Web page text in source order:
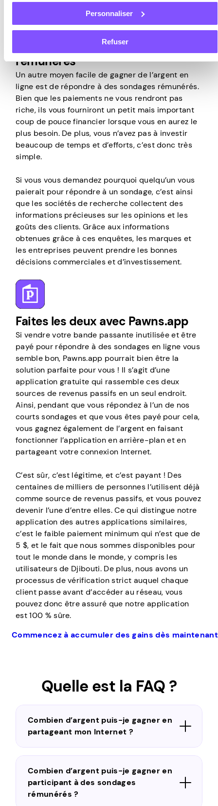
Personnaliser
Refuser
Participer à des sondages
rémunérés
Un autre moyen facile de gagner de l’argent en
ligne est de répondre à des sondages rémunérés.
Bien que les paiements ne vous rendront pas
riche, ils vous fourniront un petit mais important
coup de pouce financier lorsque vous en aurez le
plus besoin. De plus, vous n’avez pas à investir
beaucoup de temps et d’efforts, c’est donc très
simple.
Si vous vous demandez pourquoi quelqu’un vous
paierait pour répondre à un sondage, c’est ainsi
que les sociétés de recherche collectent des
informations précieuses sur les opinions et les
goûts des clients. Grâce aux informations
obtenues grâce à ces enquêtes, les marques et
les entreprises peuvent prendre les bonnes
décisions commerciales et d’investissement.
Faites les deux avec Pawns.app
Si vendre votre bande passante inutilisée et être
payé pour répondre à des sondages en ligne vous
semble bon, Pawns.app pourrait bien être la
solution parfaite pour vous ! Il s’agit d’une
application gratuite qui rassemble ces deux
sources de revenus passifs en un seul endroit.
Ainsi, pendant que vous répondez à l’un de nos
courts sondages et que vous êtes payé pour cela,
vous gagnez également de l’argent en faisant
fonctionner l’application en arrière-plan et en
partageant votre connexion Internet.
C’est sûr, c’est légitime, et c’est payant ! Des
centaines de milliers de personnes l’utilisent déjà
comme source de revenus passifs, et vous pouvez
devenir l’une d’entre elles. Ce qui distingue notre
application des autres applications similaires,
c’est le faible paiement minimum qui n’est que de
5 $, et le fait que nous sommes disponibles pour
tout le monde dans le monde, y compris les
utilisateurs de Djibouti. De plus, nous avons un
processus de vérification strict auquel chaque
client passe avant d’accéder au réseau, vous
pouvez donc être assuré que notre application
est 100 % sûre.
Commencez à accumuler des gains dès maintenant
Quelle est la FAQ ?
Combien d’argent puis-je gagner en
partageant mon Internet ?
Combien d’argent puis-je gagner en
participant à des sondages
rémunérés ?